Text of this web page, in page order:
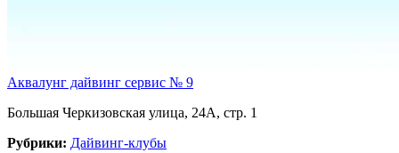
Аквалунг дайвинг сервис № 9
Большая Черкизовская улица, 24А, стр. 1
Рубрики: Дайвинг-клубы